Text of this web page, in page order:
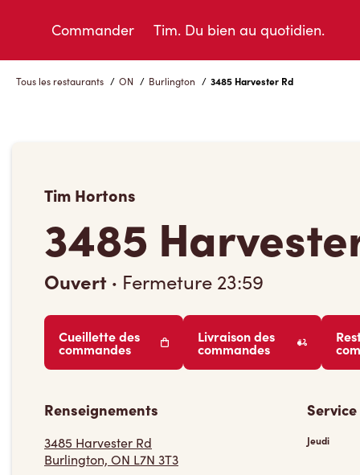
Commander Tim. Du bien au quotidien.
Tous les restaurants / ON / Burlington / 3485 Harvester Rd
Tim Hortons
3485
Ouvert · Fermeture 23:59
Cueillette des
commandes
Livraison des
commandes
Renseignements
3485 Harvester Rd
Burlington, ON L7N 3T3
Jeudi